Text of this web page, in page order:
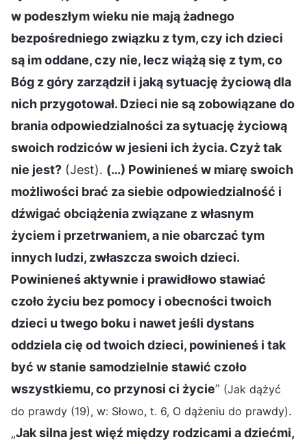
w podeszłym wieku nie mają żadnego
bezpośredniego związku z tym, czy ich dzieci
są im oddane, czy nie, lecz wiążą się z tym, co
Bóg z góry zarządził i jaką sytuację życiową dla
nich przygotował. Dzieci nie są zobowiązane do
brania odpowiedzialności za sytuację życiową
swoich rodziców w jesieni ich życia. Czyż tak
nie jest? (Jest). (…) Powinieneś w miarę swoich
możliwości brać za siebie odpowiedzialność i
dźwigać obciążenia związane z własnym
życiem i przetrwaniem, a nie obarczać tym
innych ludzi, zwłaszcza swoich dzieci.
Powinieneś aktywnie i prawidłowo stawiać
czoło życiu bez pomocy i obecności twoich
dzieci u twego boku i nawet jeśli dystans
oddziela cię od twoich dzieci, powinieneś i tak
być w stanie samodzielnie stawić czoło
wszystkiemu, co przynosi ci życie” (Jak dążyć
do prawdy (19), w: Słowo, t. 6, O dążeniu do prawdy).
„Jak silna jest więź między rodzicami a dziećmi,